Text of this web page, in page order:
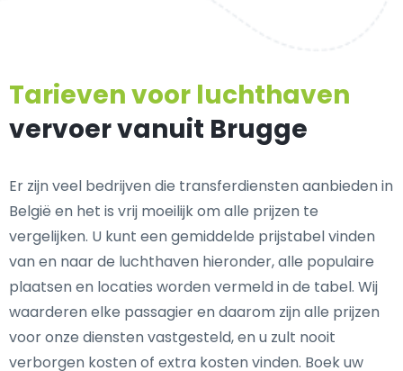
Tarieven voor luchthaven
vervoer vanuit Brugge
Er zijn veel bedrijven die transferdiensten aanbieden in
België en het is vrij moeilijk om alle prijzen te
vergelijken. U kunt een gemiddelde prijstabel vinden
van en naar de luchthaven hieronder, alle populaire
plaatsen en locaties worden vermeld in de tabel. Wij
waarderen elke passagier en daarom zijn alle prijzen
voor onze diensten vastgesteld, en u zult nooit
verborgen kosten of extra kosten vinden. Boek uw